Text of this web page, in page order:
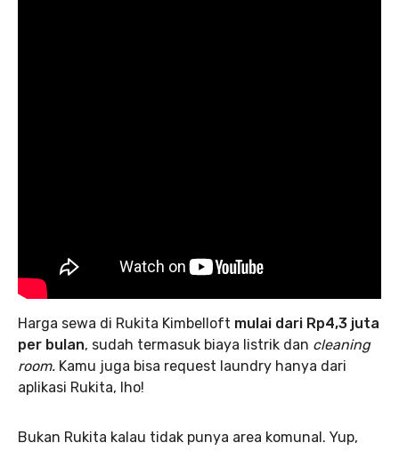
Harga sewa di Rukita Kimbelloft mulai dari Rp4,3 juta
per bulan, sudah termasuk biaya listrik dan cleaning
room. Kamu juga bisa request laundry hanya dari
aplikasi Rukita, lho!
Bukan Rukita kalau tidak punya area komunal. Yup,